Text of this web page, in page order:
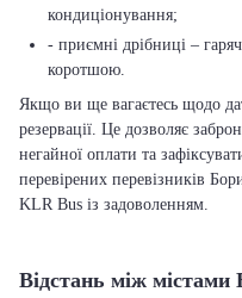
кондиціонування;
- приємні дрібниці –
коротшою.
Якщо ви ще вагаєтесь щодо
резервації. Це дозволяє
негайної оплати та
перевірених перевізників
KLR Bus із задоволенням.
Відстань між містами